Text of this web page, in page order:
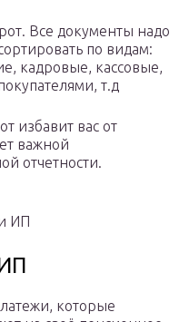
Все документы надо
по видам:
кадровые, кассовые,
т.д
избавит вас от
важной
отчетности.
ИП
которые